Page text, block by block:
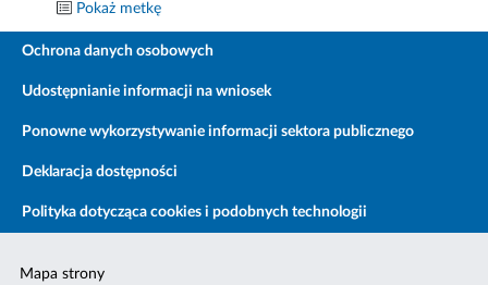
Pokaż metkę
Ochrona danych osobowych
Udostępnianie informacji na wniosek
Ponowne wykorzystywanie informacji sektora publicznego
Deklaracja dostępności
Polityka dotycząca cookies i podobnych technologii
Mapa strony